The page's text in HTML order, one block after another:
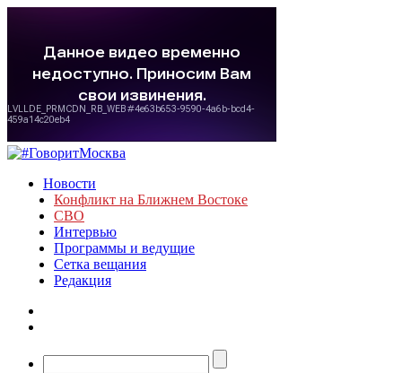
Новости
Конфликт на Ближнем Востоке
СВО
Интервью
Программы и ведущие
Сетка вещания
Редакция